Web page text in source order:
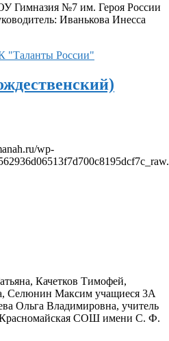
Гимназия №7 им. Героя России
Иванькова Инесса
"Таланты России"
wp-
Качетков Тимофей,
Селюнин Максим учащиеся 3А
Ольга Владимировна, учитель
СОШ имени С. Ф.